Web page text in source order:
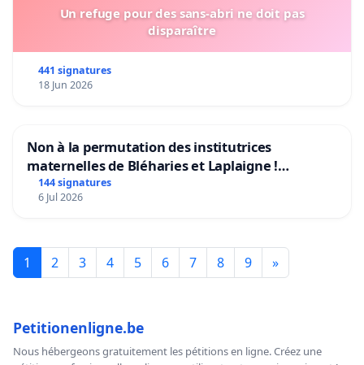
Un refuge pour des sans-abri ne doit pas
disparaître
441 signatures
18 Jun 2026
Non à la permutation des institutrices
maternelles de Bléharies et Laplaigne !
Préservons la stabilité de nos enfants.
144 signatures
6 Jul 2026
1 2 3 4 5 6 7 8 9 »
Petitionenligne.be
Nous hébergeons gratuitement les pétitions en ligne. Créez une